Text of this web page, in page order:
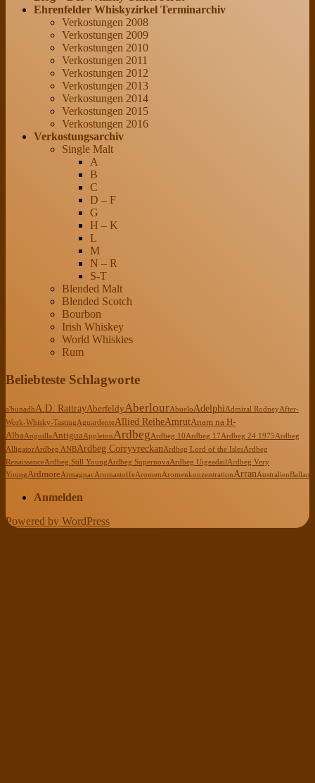
Ehrenfelder Whiskyzirkel Terminarchiv
Verkostungen 2008
Verkostungen 2009
Verkostungen 2010
Verkostungen 2011
Verkostungen 2012
Verkostungen 2013
Verkostungen 2014
Verkostungen 2015
Verkostungen 2016
Verkostungsarchiv
Single Malt
A
B
C
D – F
G
H – K
L
M
N – R
S-T
Blended Malt
Blended Scotch
Bourbon
Irish Whiskey
World Whiskies
Rum
Beliebteste Schlagworte
a'bunadhA.D. RattrayAberfeldyAberlourAbueloAdelphiAdmiral RodneyAfter-
Work-Whisky-TastingAguardenteAllied ReiheAmrutAnam na H-
AlbaAnguillaAntiguaAppletonArdbegArdbeg 10Ardbeg 17Ardbeg 24 1975Ardbeg
AlligatorArdbeg ANBArdbeg CorryvreckanArdbeg Lord of the IslesArdbeg
RenaissanceArdbeg Still YoungArdbeg SupernovaArdbeg UigeadailArdbeg Very
YoungArdmoreArmagnacAromastoffeAromenAromenkonzentrationArranAustralien
Anmelden
Powered by WordPress